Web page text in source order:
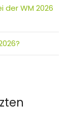
der WM 2026